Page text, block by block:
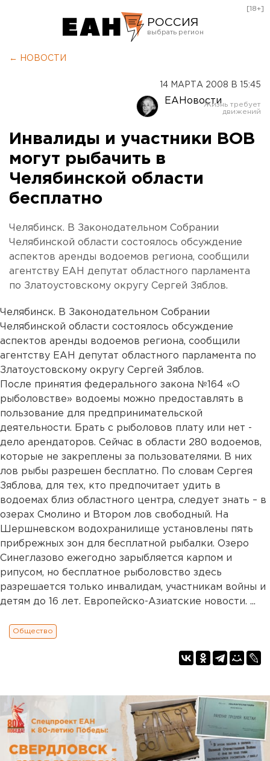
РОССИЯ
Оренбург
[18+]
← НОВОСТИ
14 МАРТА 2008 В 15:45
ЕАНовости
Инвалиды и участники ВОВ
могут рыбачить в
Челябинской области
бесплатно
Челябинск. В Законодательном Собрании
Челябинской области состоялось обсуждение
аспектов аренды водоемов региона, сообщили
агентству ЕАН депутат областного парламента
по Златоустовскому округу Сергей Зяблов.
Челябинск. В Законодательном Собрании
Челябинской области состоялось обсуждение
аспектов аренды водоемов региона, сообщили
агентству ЕАН депутат областного парламента по
Златоустовскому округу Сергей Зяблов.
После принятия федерального закона №164 «О
рыболовстве» водоемы можно предоставлять в
пользование для предпринимательской
деятельности. Брать с рыболовов плату или нет -
дело арендаторов. Сейчас в области 280 водоемов,
которые не закреплены за пользователями. В них
лов рыбы разрешен бесплатно. По словам Сергея
Зяблова, для тех, кто предпочитает удить в
водоемах близ областного центра, следует знать – в
озерах Смолино и Втором лов свободный. На
Шершневском водохранилище установлены пять
прибрежных зон для бесплатной рыбалки. Озеро
Синеглазово ежегодно зарыбляется карпом и
рипусом, но бесплатное рыболовство здесь
разрешается только инвалидам, участникам войны и
детям до 16 лет. Европейско-Азиатские новости. ...
Общество